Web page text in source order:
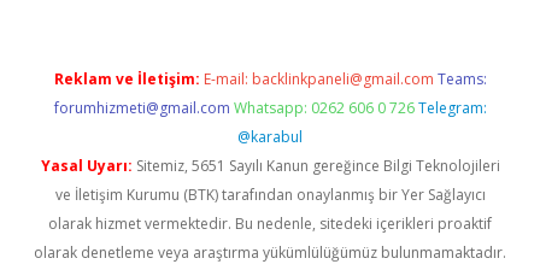
Reklam ve İletişim: E-mail: backlinkpaneli@gmail.com Teams:
forumhizmeti@gmail.com Whatsapp: 0262 606 0 726 Telegram:
@karabul
Yasal Uyarı: Sitemiz, 5651 Sayılı Kanun gereğince Bilgi Teknolojileri
ve İletişim Kurumu (BTK) tarafından onaylanmış bir Yer Sağlayıcı
olarak hizmet vermektedir. Bu nedenle, sitedeki içerikleri proaktif
olarak denetleme veya araştırma yükümlülüğümüz bulunmamaktadır.